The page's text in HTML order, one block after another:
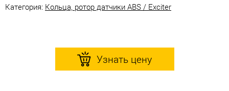
Категория: Кольца, ротор датчики ABS / Exciter
Узнать цену